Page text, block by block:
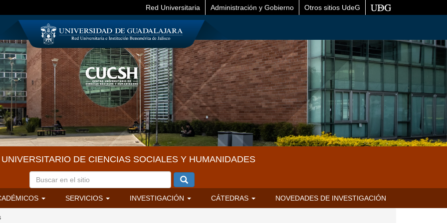
Red Universitaria Administración y Gobierno Otros sitios UdeG
DE CIENCIAS SOCIALES Y HUMANIDADES
SERVICIOS INVESTIGACIÓN CÁTEDRAS NOVEDADES DE INVESTIGACIÓN